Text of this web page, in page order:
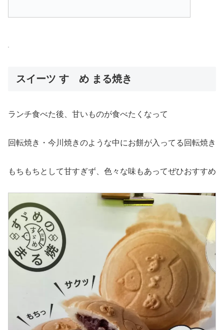
スイーツ すゞめ まる焼き
ランチ食べた後、甘いものが食べたくなって
回転焼き・今川焼きのような中にお餅が入ってる回転焼き
もちもちとして甘すぎず、色々な味もあってぜひおすすめ